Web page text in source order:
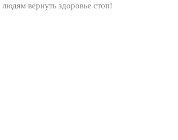
вернуть здоровье стоп!